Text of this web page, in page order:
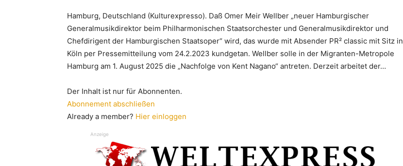
Hamburg, Deutschland (Kulturexpresso). Daß Omer Meir Wellber „neuer Hamburgischer
Generalmusikdirektor beim Philharmonischen Staatsorchester und Generalmusikdirektor und
Chefdirigent der Hamburgischen Staatsoper“ wird, das wurde mit Absender PR² classic mit Sitz in
Köln per Pressemitteilung vom 24.2.2023 kundgetan. Wellber solle in der Migranten-Metropole
Hamburg am 1. August 2025 die „Nachfolge von Kent Nagano“ antreten. Derzeit arbeitet der…
Der Inhalt ist nur für Abonnenten.
Abonnement abschließen
Already a member? Hier einloggen
Anzeige